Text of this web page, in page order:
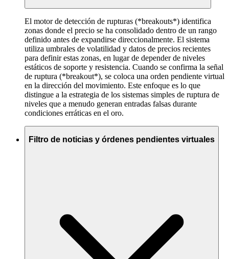
El motor de detección de rupturas (*breakouts*) identifica
zonas donde el precio se ha consolidado dentro de un rango
definido antes de expandirse direccionalmente. El sistema
utiliza umbrales de volatilidad y datos de precios recientes
para definir estas zonas, en lugar de depender de niveles
estáticos de soporte y resistencia. Cuando se confirma la señal
de ruptura (*breakout*), se coloca una orden pendiente virtual
en la dirección del movimiento. Este enfoque es lo que
distingue a la estrategia de los sistemas simples de ruptura de
niveles que a menudo generan entradas falsas durante
condiciones erráticas en el oro.
Filtro de noticias y órdenes pendientes virtuales